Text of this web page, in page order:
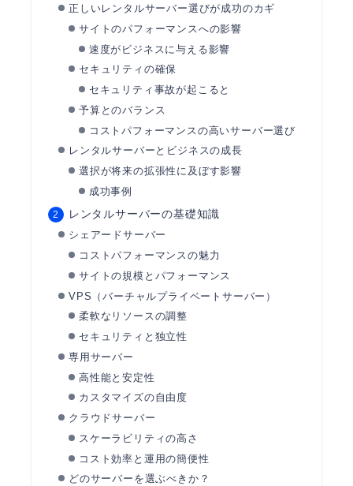
正しいレンタルサーバー選びが成功のカギ
サイトのパフォーマンスへの影響
速度がビジネスに与える影響
セキュリティの確保
セキュリティ事故が起こると
予算とのバランス
コストパフォーマンスの高いサーバー選び
レンタルサーバーとビジネスの成長
選択が将来の拡張性に及ぼす影響
成功事例
レンタルサーバーの基礎知識
シェアードサーバー
コストパフォーマンスの魅力
サイトの規模とパフォーマンス
VPS（バーチャルプライベートサーバー）
柔軟なリソースの調整
セキュリティと独立性
専用サーバー
高性能と安定性
カスタマイズの自由度
クラウドサーバー
スケーラビリティの高さ
コスト効率と運用の簡便性
どのサーバーを選ぶべきか？